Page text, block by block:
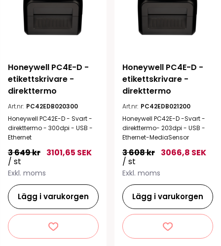
Honeywell PC4E-D -
etikettskrivare -
direkttermo
Art.nr: PC42EDB020300
Honeywell PC42E-D - Svart -
direkttermo - 300dpi - USB -
Ethernet
3 649 kr 3101,65 SEK
/ st
Exkl. moms
Lägg i varukorgen
Honeywell PC4E-D -
etikettskrivare -
direkttermo
Art.nr: PC42EDB021200
Honeywell PC42E-D -Svart -
direkttermo- 203dpi - USB -
Ethernet-MediaSensor
3 608 kr 3066,8 SEK
/ st
Exkl. moms
Lägg i varukorgen